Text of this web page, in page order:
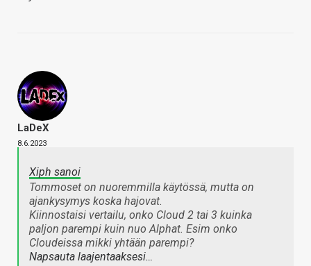
LaDeX
8.6.2023
Xiph sanoi
Tommoset on nuoremmilla käytössä, mutta on
ajankysymys koska hajovat.
Kiinnostaisi vertailu, onko Cloud 2 tai 3 kuinka
paljon parempi kuin nuo Alphat. Esim onko
Cloudeissa mikki yhtään parempi?
Napsauta laajentaaksesi…